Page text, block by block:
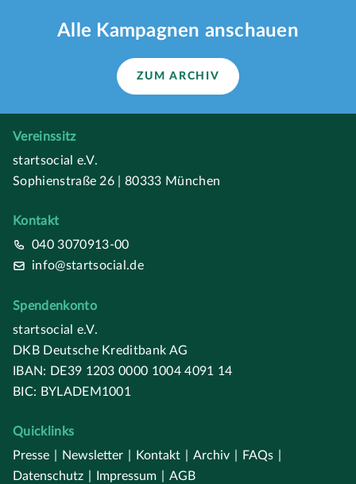
Alle Kampagnen anschauen
ZUM ARCHIV
Vereinssitz
startsocial e.V.
Sophienstraße 26 | 80333 München
Kontakt
040 3070913-00
info@startsocial.de
Spendenkonto
startsocial e.V.
DKB Deutsche Kreditbank AG
IBAN: DE39 1203 0000 1004 4091 14
BIC: BYLADEM1001
Quicklinks
Presse
Newsletter Kontakt Archiv FAQs
Datenschutz
Impressum AGB